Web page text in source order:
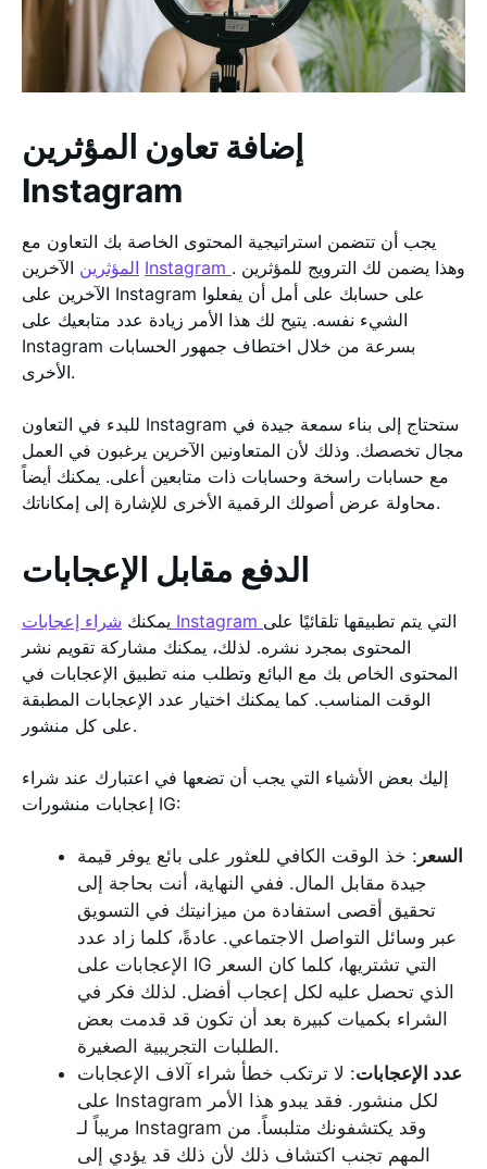
إضافة تعاون المؤثرين
Instagram
يجب أن تتضمن استراتيجية المحتوى الخاصة بك التعاون مع
المؤثرين Instagram . وهذا يضمن لك الترويج للمؤثرين
الآخرين على Instagram على حسابك على أمل أن يفعلوا
الشيء نفسه. يتيح لك هذا الأمر زيادة عدد متابعيك على
Instagram بسرعة من خلال اختطاف جمهور الحسابات
الأخرى.
للبدء في التعاون Instagram ستحتاج إلى بناء سمعة جيدة في
مجال تخصصك. وذلك لأن المتعاونين الآخرين يرغبون في العمل
مع حسابات راسخة وحسابات ذات متابعين أعلى. يمكنك أيضاً
محاولة عرض أصولك الرقمية الأخرى للإشارة إلى إمكاناتك.
الدفع مقابل الإعجابات
يمكنك شراء إعجابات Instagram التي يتم تطبيقها تلقائيًا على
المحتوى بمجرد نشره. لذلك، يمكنك مشاركة تقويم نشر
المحتوى الخاص بك مع البائع وتطلب منه تطبيق الإعجابات في
الوقت المناسب. كما يمكنك اختيار عدد الإعجابات المطبقة
على كل منشور.
إليك بعض الأشياء التي يجب أن تضعها في اعتبارك عند شراء
إعجابات منشورات IG:
السعر : خذ الوقت الكافي للعثور على بائع يوفر قيمة
جيدة مقابل المال. ففي النهاية، أنت بحاجة إلى
تحقيق أقصى استفادة من ميزانيتك في التسويق
عبر وسائل التواصل الاجتماعي. عادةً، كلما زاد عدد
الإعجابات على IG التي تشتريها، كلما كان السعر
الذي تحصل عليه لكل إعجاب أفضل. لذلك فكر في
الشراء بكميات كبيرة بعد أن تكون قد قدمت بعض
الطلبات التجريبية الصغيرة.
عدد الإعجابات: لا ترتكب خطأ شراء آلاف الإعجابات
على Instagram لكل منشور. فقد يبدو هذا الأمر
مريباً لـ Instagram وقد يكتشفونك متلبساً. من
المهم تجنب اكتشاف ذلك لأن ذلك قد يؤدي إلى